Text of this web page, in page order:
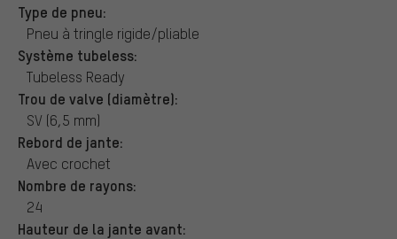
Type de pneu:
Pneu à tringle rigide/pliable
Système tubeless:
Tubeless Ready
Trou de valve (diamètre):
SV (6,5 mm)
Rebord de jante:
Avec crochet
Nombre de rayons:
24
Hauteur de la jante avant: